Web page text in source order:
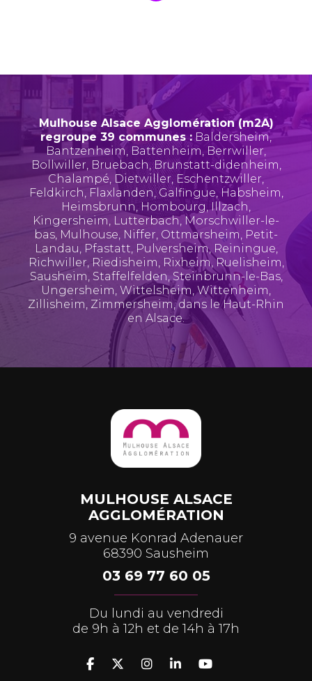
Mulhouse Alsace Agglomération (m2A)
regroupe 39 communes : Baldersheim,
Bantzenheim, Battenheim, Berrwiller,
Bollwiller, Bruebach,Brunstatt-didenheim,
Chalampé, Dietwiller, Eschentzwiller,
Feldkirch, Flaxlanden,Galfingue, Habsheim,
Heimsbrunn, Hombourg,Illzach,
Kingersheim, Lutterbach, Morschwiller-le-
bas, Mulhouse, Niffer, Ottmarsheim, Petit-
Landau, Pfastatt, Pulversheim, Reiningue,
Richwiller, Riedisheim, Rixheim,Ruelisheim,
Sausheim, Staffelfelden, Steinbrunn-le-Bas,
Ungersheim, Wittelsheim,Wittenheim,
Zillisheim, Zimmersheim, dans le Haut-Rhin
en Alsace.
MULHOUSE ALSACE
AGGLOMÉRATION
9 avenue Konrad Adenauer
68390 Sausheim
03 69 77 60 05
Du lundi au vendredi
de 9h à 12h et de 14h à 17h